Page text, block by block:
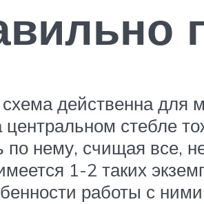
действенна для
центральном стебле
по нему, счищая все,
1-2 таких
работы с